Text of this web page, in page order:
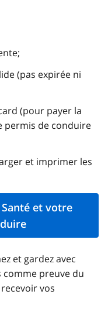
(pas expirée ni
(pour payer la
permis de conduire
et imprimer les
et votre
et gardez avec
preuve du
vos